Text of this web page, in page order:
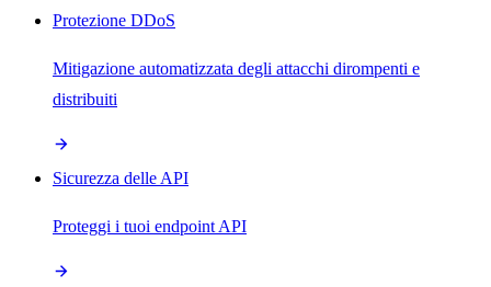
Protezione DDoS
Mitigazione automatizzata degli attacchi dirompenti e
distribuiti
Sicurezza delle API
Proteggi i tuoi endpoint API